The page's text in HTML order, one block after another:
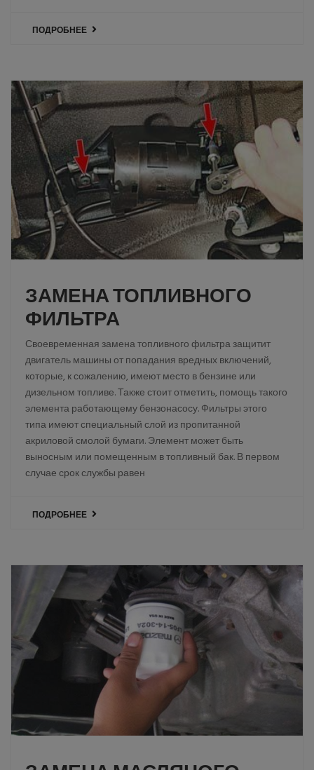
ПОДРОБНЕЕ
ЗАМЕНА ТОПЛИВНОГО
ФИЛЬТРА
Своевременная замена топливного фильтра защитит
двигатель машины от попадания вредных включений,
которые, к сожалению, имеют место в бензине или
дизельном топливе. Также стоит отметить, помощь такого
элемента работающему бензонасосу. Фильтры этого
типа имеют специальный слой из пропитанной
акриловой смолой бумаги. Элемент может быть
выносным или помещенным в топливный бак. В первом
случае срок службы равен
ПОДРОБНЕЕ